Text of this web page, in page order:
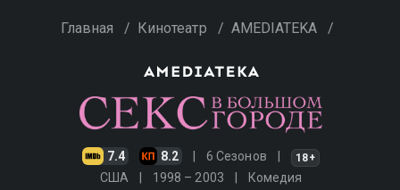
Главная / Кинотеатр / AMEDIATEKA /
7.4 8.2 6 Сезонов 18+
США 1998 – 2003 Комедия